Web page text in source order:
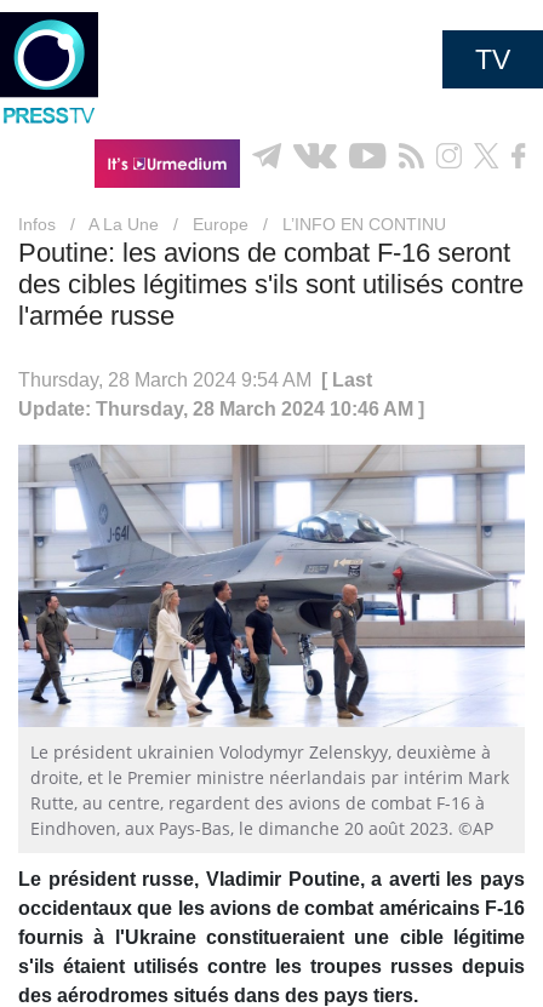
TV
Infos / A La Une / Europe / L’INFO EN CONTINU
Poutine: les avions de combat F-16 seront
des cibles légitimes s'ils sont utilisés contre
l'armée russe
Thursday, 28 March 2024 9:54 AM
[ Last
Update: Thursday, 28 March 2024 10:46 AM ]
Le président ukrainien Volodymyr Zelenskyy, deuxième à
droite, et le Premier ministre néerlandais par intérim Mark
Rutte, au centre, regardent des avions de combat F-16 à
Eindhoven, aux Pays-Bas, le dimanche 20 août 2023. ©AP
Le président russe, Vladimir Poutine, a averti les pays
occidentaux que les avions de combat américains F-16
fournis à l'Ukraine constitueraient une cible légitime
s'ils étaient utilisés contre les troupes russes depuis
des aérodromes situés dans des pays tiers.